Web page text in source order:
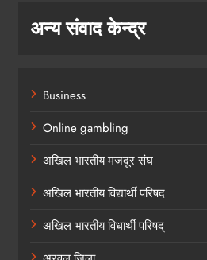
अन्य संवाद केन्द्र
Business
Online gambling
अखिल भारतीय मजदूर संघ
अखिल भारतीय विद्यार्थी परिषद
अखिल भारतीय विधार्थी परिषद्